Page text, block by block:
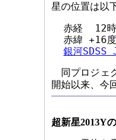
星の位置は以
赤経  12
赤緯 +16
銀河SDSS
同プロジェ
開始以来、今
超新星2013Y